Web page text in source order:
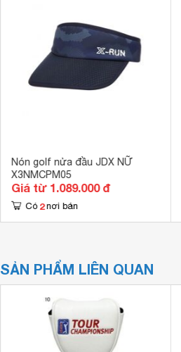
Nón golf nửa đầu JDX NỮ
X3NMCPM05
Giá từ 1.089.000 đ
Có 2 nơi bán
SẢN PHẨM LIÊN QUAN